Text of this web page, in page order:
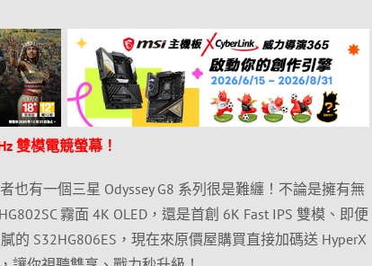
雙模電競螢幕！
也有一個三星 Odyssey G8 系列很是難纏！不論是擁有無
霧面 4K OLED，還是首創 6K Fast IPS 雙模、即便
的 S32HG806ES，現在來原價屋購買直接加碼送 HyperX